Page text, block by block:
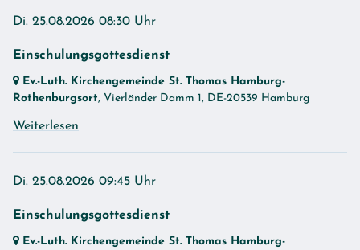
Di. 25.08.2026 08:30 Uhr
Einschulungsgottesdienst
Ev.-Luth. Kirchengemeinde St. Thomas Hamburg-
Rothenburgsort, Vierländer Damm 1, DE-20539 Hamburg
Weiterlesen
Di. 25.08.2026 09:45 Uhr
Einschulungsgottesdienst
Ev.-Luth. Kirchengemeinde St. Thomas Hamburg-